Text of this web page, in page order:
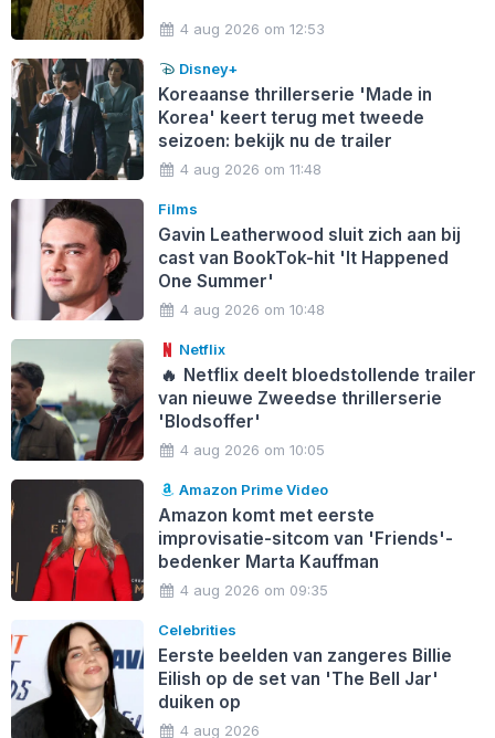
4 aug 2026 om 12:53
Disney+
Koreaanse thrillerserie 'Made in
Korea' keert terug met tweede
seizoen: bekijk nu de trailer
4 aug 2026 om 11:48
Films
Gavin Leatherwood sluit zich aan bij
cast van BookTok-hit 'It Happened
One Summer'
4 aug 2026 om 10:48
Netflix
🔥 Netflix deelt bloedstollende trailer
van nieuwe Zweedse thrillerserie
'Blodsoffer'
4 aug 2026 om 10:05
Amazon Prime Video
Amazon komt met eerste
improvisatie-sitcom van 'Friends'-
bedenker Marta Kauffman
4 aug 2026 om 09:35
Celebrities
Eerste beelden van zangeres Billie
Eilish op de set van 'The Bell Jar'
duiken op
4 aug 2026